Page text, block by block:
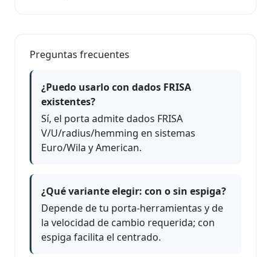
Preguntas frecuentes
¿Puedo usarlo con dados FRISA
existentes?
Sí, el porta admite dados FRISA
V/U/radius/hemming en sistemas
Euro/Wila y American.
¿Qué variante elegir: con o sin espiga?
Depende de tu porta-herramientas y de
la velocidad de cambio requerida; con
espiga facilita el centrado.